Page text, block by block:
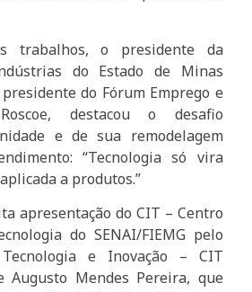
trabalhos, o presidente da
do Estado de Minas
do Fórum Emprego e
destacou o desafio
e de sua remodelagem
“Tecnologia só vira
a produtos.”
apresentação do CIT – Centro
do SENAI/FIEMG pelo
e Inovação – CIT
Augusto Mendes Pereira, que